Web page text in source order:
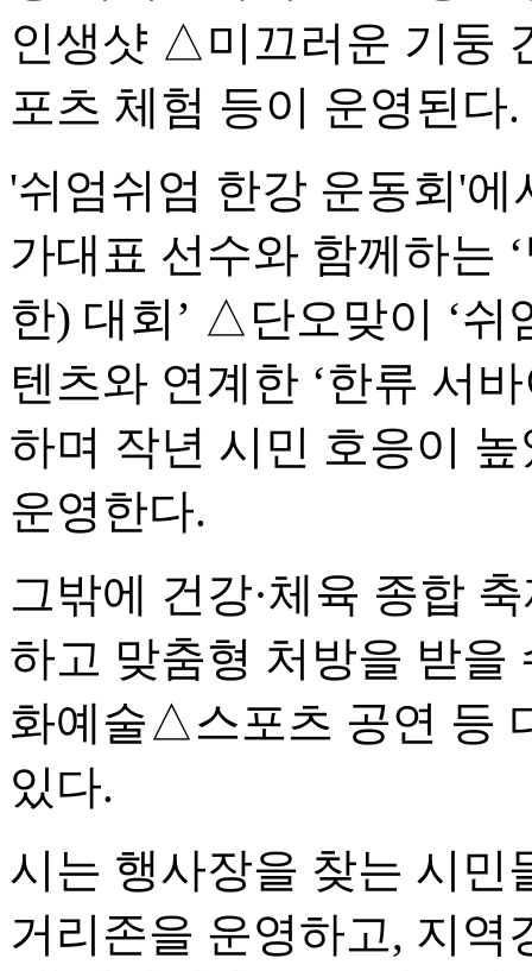
인생샷 △미끄러운 기둥
포츠 체험 등이 운영된다.
'쉬엄쉬엄 한강 운동회'
가대표 선수와 함께하는
한) 대회’ △단오맞이 ‘
텐츠와 연계한 ‘한류 서
하며 작년 시민 호응이
운영한다.
그밖에 건강·체육 종합
하고 맞춤형 처방을 받을
화예술△스포츠 공연 등
있다.
시는 행사장을 찾는 시민
거리존을 운영하고, 지역